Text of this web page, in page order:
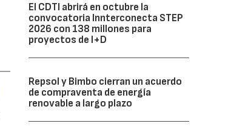
El CDTI abrirá en octubre la
convocatoria Innterconecta STEP
2026 con 138 millones para
proyectos de I+D
Repsol y Bimbo cierran un acuerdo
de compraventa de energía
renovable a largo plazo